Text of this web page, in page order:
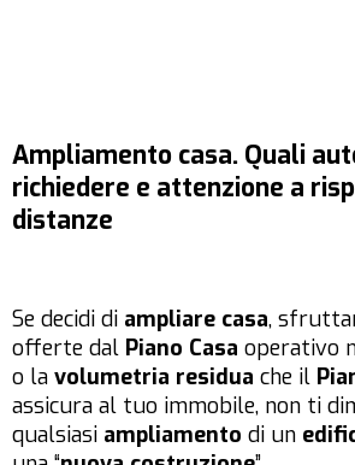
Ampliamento casa. Quali
richiedere e attenzione a
distanze
Se decidi di ampliare casa,
offerte dal Piano Casa operativo
o la volumetria residua che il
assicura al tuo immobile, non ti
qualsiasi ampliamento di un